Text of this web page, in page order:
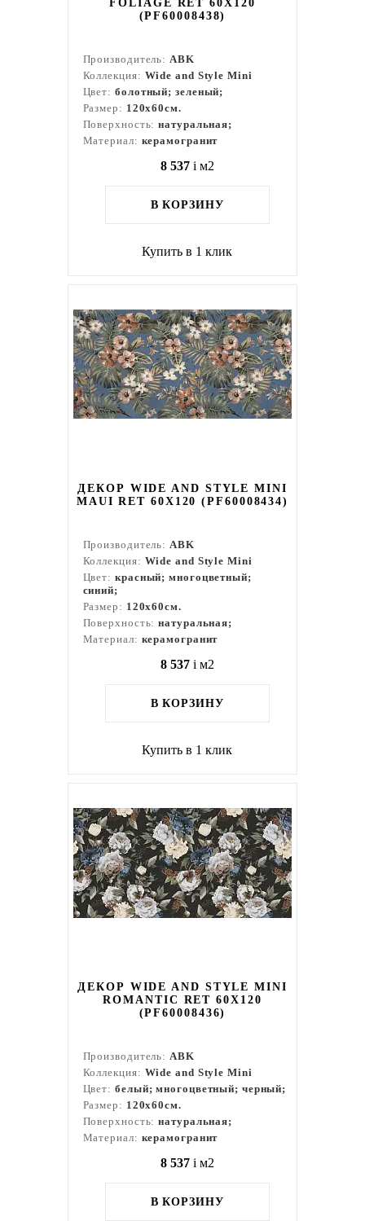
FOLIAGE RET 60X120
(PF60008438)
Производитель:ABK
Коллекция: Wide and Style Mini
Цвет: болотный; зеленый;
Размер: 120x60см.
Поверхность:натуральная;
Материал: керамогранит
8 537 i м2
В КОРЗИНУ
Купить в 1 клик
ДЕКОР WIDE AND STYLE MINI
MAUI RET 60X120 (PF60008434)
Производитель:ABK
Коллекция: Wide and Style Mini
Цвет: красный; многоцветный;
синий;
Размер: 120x60см.
Поверхность:натуральная;
Материал: керамогранит
8 537 i м2
В КОРЗИНУ
Купить в 1 клик
ДЕКОР WIDE AND STYLE MINI
ROMANTIC RET 60X120
(PF60008436)
Производитель:ABK
Коллекция: Wide and Style Mini
Цвет: белый; многоцветный; черный;
Размер: 120x60см.
Поверхность:натуральная;
Материал: керамогранит
8 537 i м2
В КОРЗИНУ